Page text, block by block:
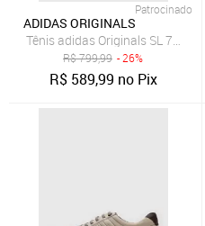
Patrocinado
ADIDAS ORIGINALS
Tênis adidas Originals SL 72
R$799,99 - 26%
R$ 589,99 no Pix